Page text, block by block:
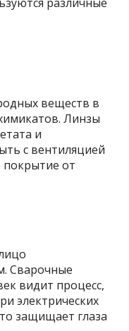
веществ в
Линзы
и
с вентиляцией
от
Сварочные
видит процесс,
электрических
защищает глаза